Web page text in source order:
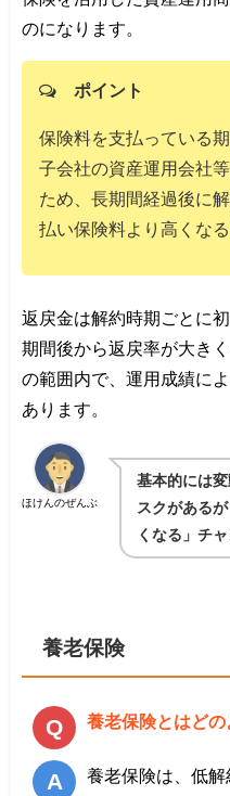
のになります。
ポイント
保険料を支払っている
子会社の資産運用会社
ため、長期間経過後に
払い保険料より高くな
返戻金は解約時期ごとに
期間後から返戻率が大き
の範囲内で、運用成績に
あります。
ほけんのぜんぶ
基本的には
スクがある
くなる」チ
養老保険
養老保険とはどの
養老保険は、低